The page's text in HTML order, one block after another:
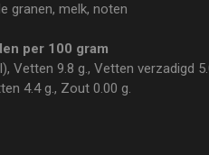
granen, melk, noten
per 100 gram
Vetten 9.8 g., Vetten verzadigd
4.4 g., Zout 0.00 g.